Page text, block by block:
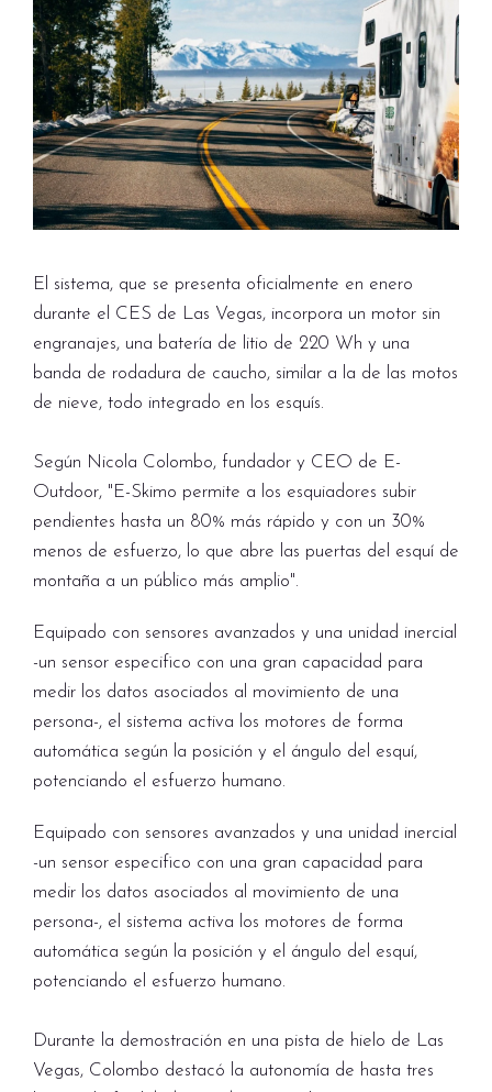
El sistema, que se presenta oficialmente en enero
durante el CES de Las Vegas, incorpora un motor sin
engranajes, una batería de litio de 220 Wh y una
banda de rodadura de caucho, similar a la de las motos
de nieve, todo integrado en los esquís.
Según Nicola Colombo, fundador y CEO de E-
Outdoor, "E-Skimo permite a los esquiadores subir
pendientes hasta un 80% más rápido y con un 30%
menos de esfuerzo, lo que abre las puertas del esquí de
montaña a un público más amplio".
Equipado con sensores avanzados y una unidad inercial
-un sensor especifico con una gran capacidad para
medir los datos asociados al movimiento de una
persona-, el sistema activa los motores de forma
automática según la posición y el ángulo del esquí,
potenciando el esfuerzo humano.
Equipado con sensores avanzados y una unidad inercial
-un sensor especifico con una gran capacidad para
medir los datos asociados al movimiento de una
persona-, el sistema activa los motores de forma
automática según la posición y el ángulo del esquí,
potenciando el esfuerzo humano.
Durante la demostración en una pista de hielo de Las
Vegas, Colombo destacó la autonomía de hasta tres